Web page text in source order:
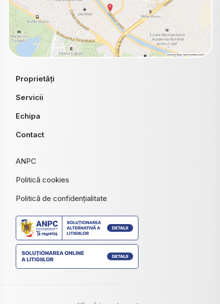
Proprietăți
Servicii
Echipa
Contact
ANPC
Politică cookies
Politică de confidențialitate